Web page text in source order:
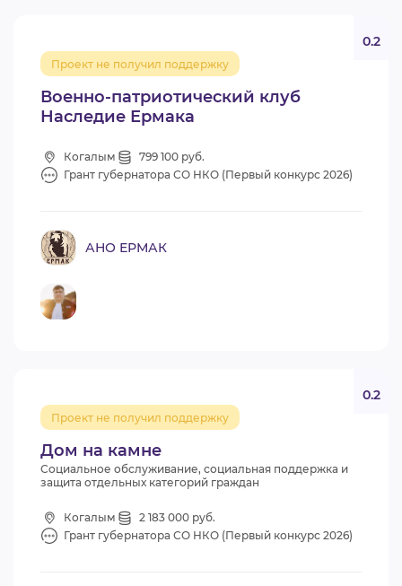
Военно-патриотический клуб
Наследие Ермака
Проект не получил поддержку
0.2
Когалым
799 100 руб.
Грант губернатора СО НКО (Первый конкурс 2026)
АНО ЕРМАК
Дом на камне
Проект не получил поддержку
0.2
Социальное обслуживание, социальная поддержка и
защита отдельных категорий граждан
Когалым
2 183 000 руб.
Грант губернатора СО НКО (Первый конкурс 2026)